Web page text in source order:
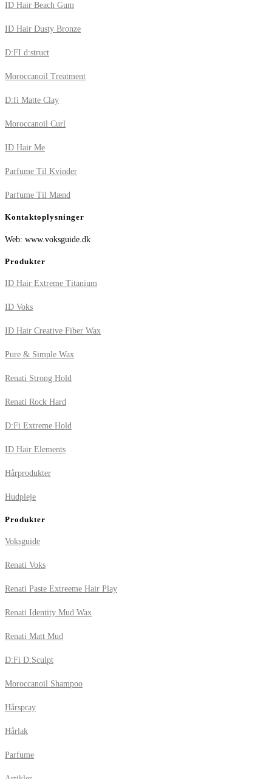
ID Hair Beach Gum
ID Hair Dusty Bronze
D:FI d:struct
Moroccanoil Treatment
D:fi Matte Clay
Moroccanoil Curl
ID Hair Me
Parfume Til Kvinder
Parfume Til Mænd
Kontaktoplysninger
Web: www.voksguide.dk
Produkter
ID Hair Extreme Titanium
ID Voks
ID Hair Creative Fiber Wax
Pure & Simple Wax
Renati Strong Hold
Renati Rock Hard
D:Fi Extreme Hold
ID Hair Elements
Hårprodukter
Hudpleje
Produkter
Voksguide
Renati Voks
Renati Paste Extreeme Hair Play
Renati Identity Mud Wax
Renati Matt Mud
D:Fi D:Sculpt
Moroccanoil Shampoo
Hårspray
Hårlak
Parfume